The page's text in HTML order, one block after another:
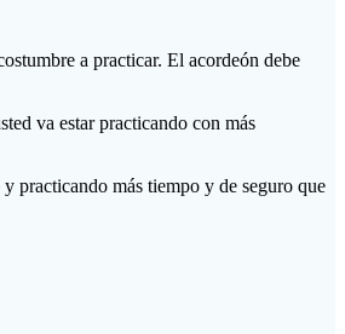
a practicar. El acordeón debe
va estar practicando con más
practicando más tiempo y de seguro que